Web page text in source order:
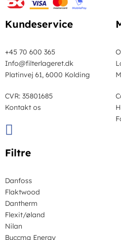
Kundeservice
+45 70 600 365
Info@filterlageret.dk
Platinvej 61, 6000 Kolding
CVR: 35801685
Kontakt os
Filtre
Danfoss
Flaktwood
Dantherm
Flexit/øland
Nilan
Buccma Energy